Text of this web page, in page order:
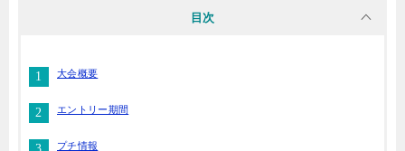
目次
大会概要
エントリー期間
プチ情報